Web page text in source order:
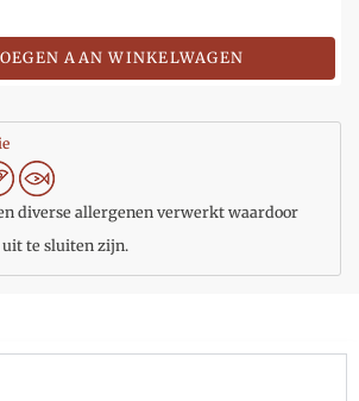
AAN WINKELWAGEN
diverse allergenen verwerkt waardoor
te sluiten zijn.